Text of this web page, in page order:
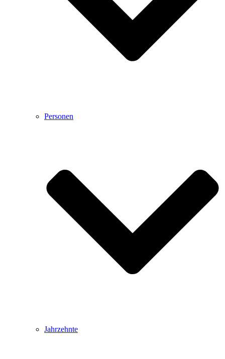
Personen
Jahrzehnte